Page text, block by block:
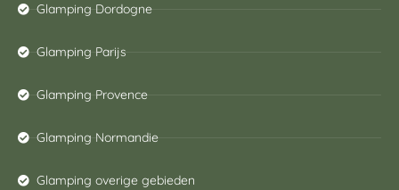
Glamping Dordogne
Glamping Parijs
Glamping Provence
Glamping Normandie
Glamping overige gebieden